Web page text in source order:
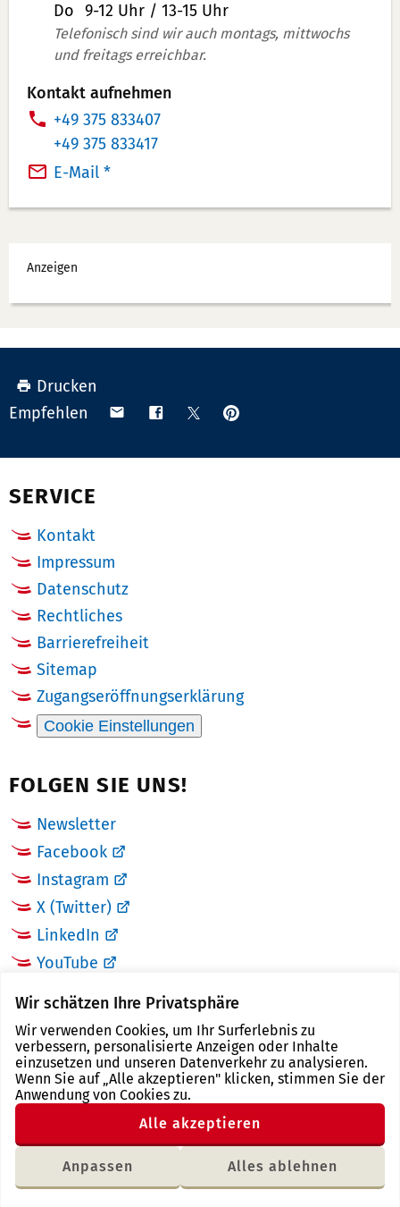
Wir schätzen Ihre Privatsphäre
Wir verwenden Cookies, um Ihr Surferlebnis zu
verbessern, personalisierte Anzeigen oder Inhalte
einzusetzen und unseren Datenverkehr zu analysieren.
Wenn Sie auf „Alle akzeptieren" klicken, stimmen Sie der
Anwendung von Cookies zu.
Anpassen Alles ablehnen
Alle akzeptieren
Do 9-12 Uhr / 13-15 Uhr
t
z
f
o
a
t
o
e
n
Telefonisch sind wir auch montags, mittwochs
und freitags erreichbar.
Kontakt aufnehmen
T
e
l
f
n
u
e
r:
+49 375 833407
T
e
e
o
n
m
e
+49 375 833417
E-Mail *
Werbung
Anzeigen
Drucken
Empfehlen
Teilen Teilen TeilenAnpinnen
SERVICE
Kontakt
Impressum
Datenschutz
Rechtliches
Barrierefreiheit
Sitemap
Zugangseröffnungserklärung
Cookie Einstellungen
FOLGEN SIE UNS!
Newsletter
Facebook
Instagram
X (Twitter)
LinkedIn
YouTube
LINKS
Landkreis Zwickau
Tourismusregion Zwickau
Freistaat Sachsen
Region Zwickau